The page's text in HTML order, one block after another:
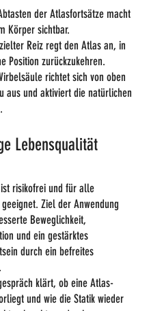
der Atlasfortsätze macht
Körper sichtbar.
Reiz regt den Atlas an, in
Position zurückzukehren.
richtet sich von oben
aus und aktiviert die natürlichen
Lebensqualität
risikofrei und für alle
Ziel der Anwendung
Beweglichkeit,
und ein gestärktes
durch ein befreites
klärt, ob eine Atlas-
und wie die Statik wieder